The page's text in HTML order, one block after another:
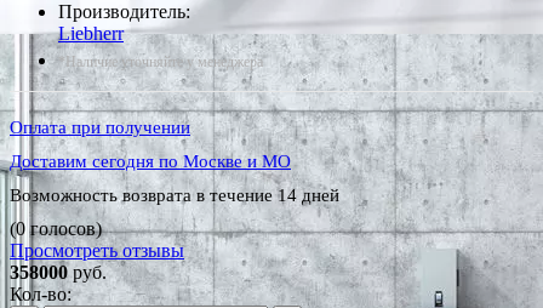
Производитель:
Liebherr
*Наличие уточняйте у менеджера
Оплата при получении
Доставим сегодня по Москве и МО
Возможность возврата в течение 14 дней
(0 голосов)
Просмотреть отзывы
358000руб.
Кол-во: